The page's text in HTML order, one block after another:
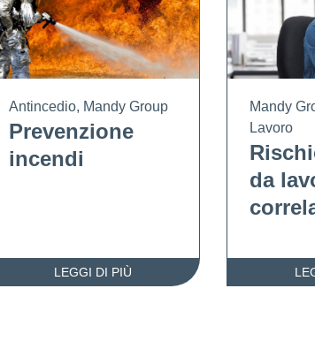
Antincedio, Mandy Group
Prevenzione
incendi
LEGGI DI PIÙ
Mandy
Lavoro
da